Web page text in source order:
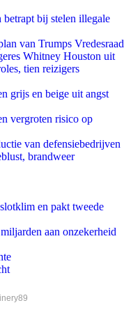
bij stelen illegale
van Trumps Vredesraad
Whitney Houston uit
tien reizigers
grijs en beige uit angst
vergroten risico op
van defensiebedrijven
brandweer
en pakt tweede
aan onzekerheid